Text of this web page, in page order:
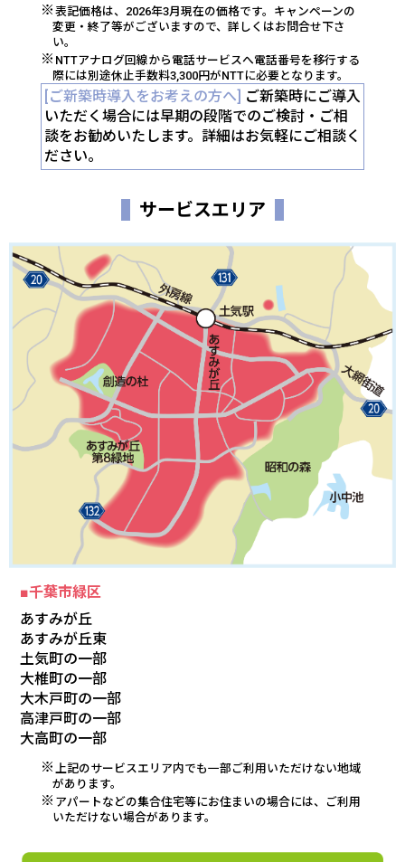
表記価格は、2026年3月現在の価格です。キャンペーンの
変更・終了等がございますので、詳しくはお問合せ下さ
い。
NTTアナログ回線から電話サービスへ電話番号を移行する
際には別途休止手数料3,300円がNTTに必要となります。
[ご新築時導入をお考えの方へ] ご新築時にご導入
いただく場合には早期の段階でのご検討・ご相
談をお勧めいたします。詳細はお気軽にご相談く
ださい。
サービスエリア
■千葉市緑区
あすみが丘
あすみが丘東
土気町の一部
大椎町の一部
大木戸町の一部
高津戸町の一部
大高町の一部
上記のサービスエリア内でも一部ご利用いただけない地域
があります。
アパートなどの集合住宅等にお住まいの場合には、ご利用
いただけない場合があります。